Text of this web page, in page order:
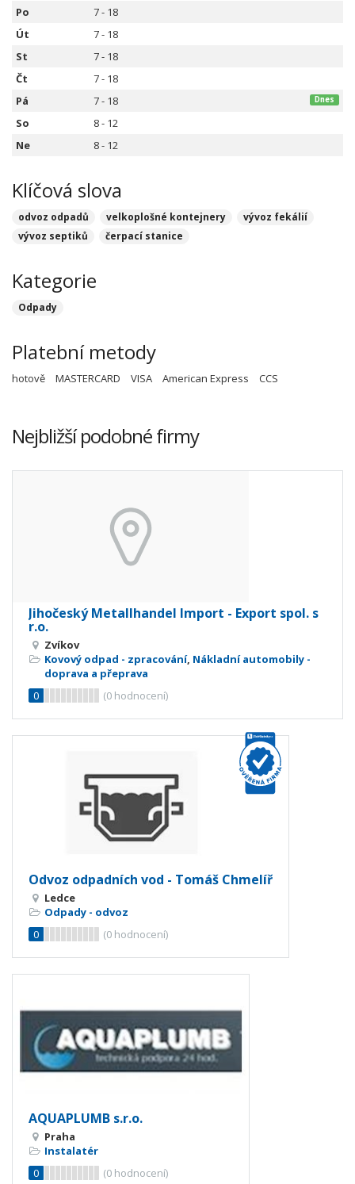
Po
7 - 18
Út
7 - 18
St
7 - 18
Čt
7 - 18
Pá
7 - 18 Dnes
So
8 - 12
Ne
8 - 12
Klíčová slova
odvoz odpadů velkoplošné kontejnery
vývoz fekálií
vývoz septiků
čerpací stanice
Kategorie
Odpady
Platební metody
hotově MASTERCARD VISA American Express CCS
Nejbližší podobné firmy
Jihočeský Metallhandel Import - Export spol. s
r.o.
Zvíkov
Kovový odpad - zpracování, Nákladní automobily -
doprava a přeprava
0
(0 hodnocení)
Odvoz odpadních vod - Tomáš Chmelíř
Ledce
Odpady - odvoz
0
(0 hodnocení)
AQUAPLUMB s.r.o.
Praha
Instalatér
0
(0 hodnocení)